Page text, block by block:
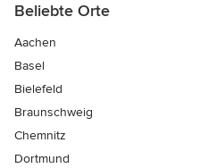
Beliebte Orte
Aachen
Basel
Bielefeld
Braunschweig
Chemnitz
Dortmund